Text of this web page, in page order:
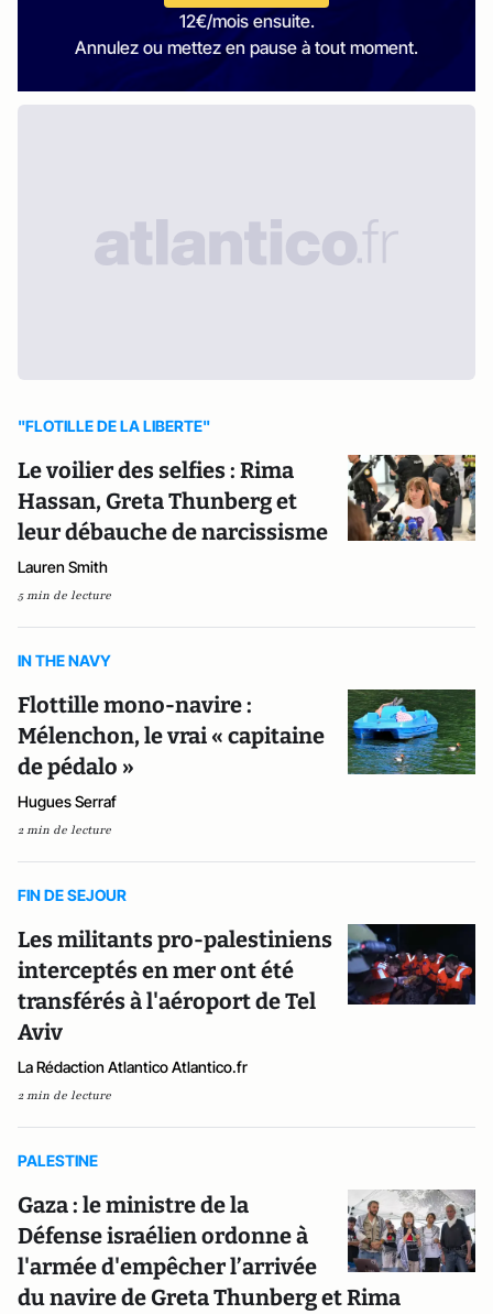
12€/mois ensuite.
Annulez ou mettez en pause à tout moment.
"FLOTILLE DE LA LIBERTE"
Le voilier des selfies : Rima
Hassan, Greta Thunberg et
leur débauche de narcissisme
Lauren Smith
5 min de lecture
IN THE NAVY
Flottille mono-navire :
Mélenchon, le vrai « capitaine
de pédalo »
Hugues Serraf
2 min de lecture
FIN DE SEJOUR
Les militants pro-palestiniens
interceptés en mer ont été
transférés à l'aéroport de Tel
Aviv
La Rédaction Atlantico Atlantico.fr
2 min de lecture
PALESTINE
Gaza : le ministre de la
Défense israélien ordonne à
l'armée d'empêcher l’arrivée
du navire de Greta Thunberg et Rima